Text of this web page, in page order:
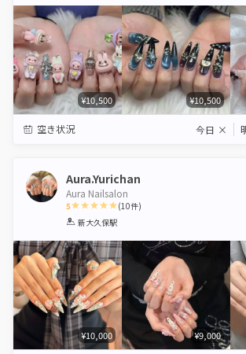
¥10,500 ¥10,500
空き状況 今日 ×
Aura.Yurichan
Aura Nailsalon
5
1 2 3 4 5
(10件)
新大久保駅
¥10,000 ¥9,000